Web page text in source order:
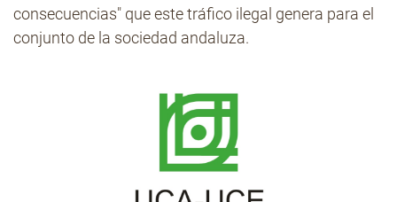
consecuencias" que este tráfico ilegal genera para el
conjunto de la sociedad andaluza.